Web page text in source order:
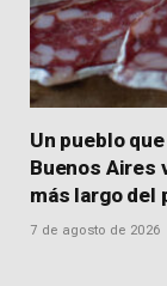
Un pueblo
Buenos Aires
más largo del
7 de agosto de 2026